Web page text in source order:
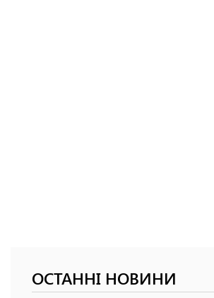
ОСТАННІ НОВИНИ